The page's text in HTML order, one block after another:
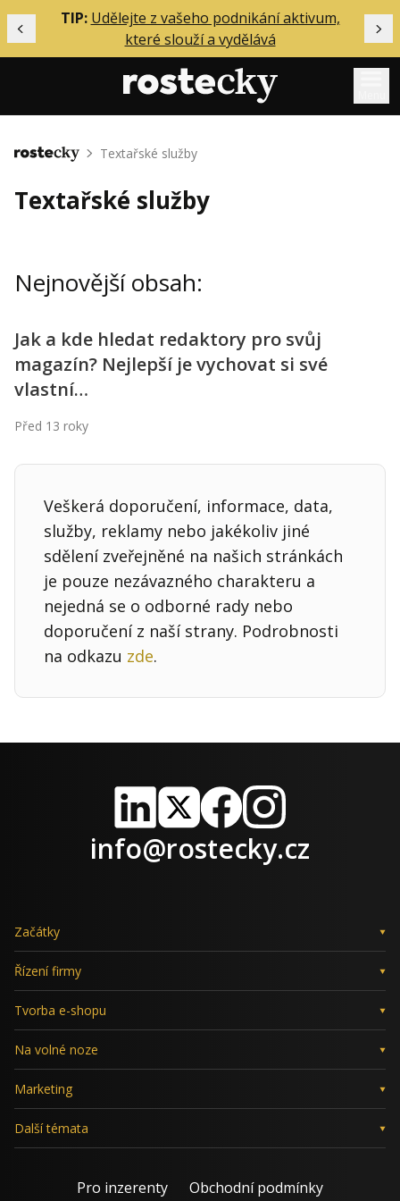
Předchozí
TIP: Udělejte z vašeho podnikání aktivum,
které slouží a vydělává
Mentoring
Solo
Inzerce
Přihlášení
Obchodní podmínky
Domů Textařské služby
Textařské služby
Nejnovější obsah:
Jak a kde hledat redaktory pro svůj
magazín? Nejlepší je vychovat si své
vlastní…
Před 13 roky
Veškerá doporučení, informace, data,
služby, reklamy nebo jakékoliv jiné
sdělení zveřejněné na našich stránkách
je pouze nezávazného charakteru a
nejedná se o odborné rady nebo
doporučení z naší strany. Podrobnosti
na odkazu zde.
LinkedIn
X FacebookInstagram
info@rostecky.cz
Začátky
Řízení firmy
Tvorba e-shopu
Na volné noze
Marketing
Další témata
Pro inzerenty Obchodní podmínky